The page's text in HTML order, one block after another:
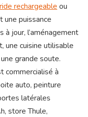
rechargeable ou
une puissance
jour, l’aménagement
une cuisine utilisable
grande soute.
commercialisé à
auto, peinture
latérales
store Thule,